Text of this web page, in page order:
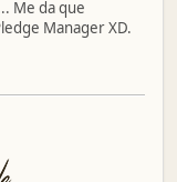
Me da que
Manager XD.